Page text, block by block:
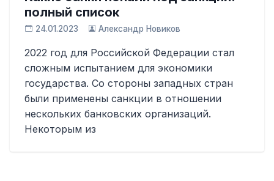
полный список
24.01.2023 Александр Новиков
2022 год для Российской Федерации стал
сложным испытанием для экономики
государства. Со стороны западных стран
были применены санкции в отношении
нескольких банковских организаций.
Некоторым из